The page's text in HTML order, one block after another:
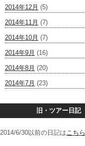
2014年12月 (5)
2014年11月 (7)
2014年10月 (7)
2014年9月 (16)
2014年8月 (20)
2014年7月 (23)
旧・ツアー日記
2014/6/30以前の日記はこちら